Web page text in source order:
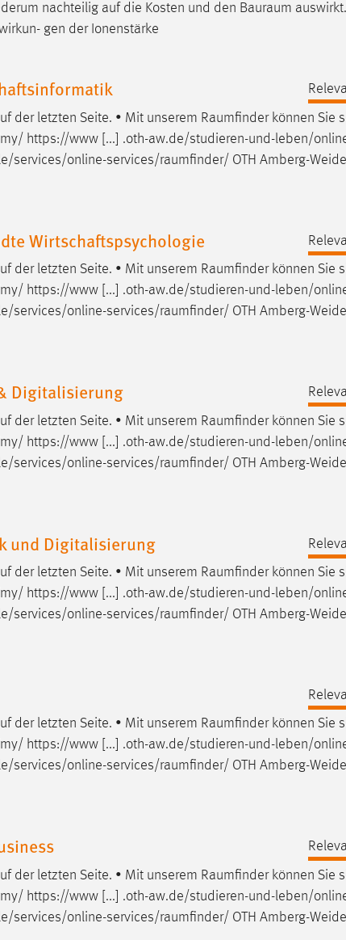
nachteilig auf die Kosten und den Bauraum
gen der Ionenstärke
der letzten Seite. • Mit unserem Raumfinderkönnen Sie
https://www [...] .oth-aw.de/studieren-und-leben/
services/online-services/raumfinder/ OTH Amberg-
Wirtschaftspsychologie
der letzten Seite. • Mit unserem Raumfinderkönnen Sie
https://www [...] .oth-aw.de/studieren-und-leben/
services/online-services/raumfinder/ OTH Amberg-
Digitalisierung
der letzten Seite. • Mit unserem Raumfinderkönnen Sie
https://www [...] .oth-aw.de/studieren-und-leben/
services/online-services/raumfinder/ OTH Amberg-
und Digitalisierung
der letzten Seite. • Mit unserem Raumfinderkönnen Sie
https://www [...] .oth-aw.de/studieren-und-leben/
services/online-services/raumfinder/ OTH Amberg-
der letzten Seite. • Mit unserem Raumfinderkönnen Sie
https://www [...] .oth-aw.de/studieren-und-leben/
services/online-services/raumfinder/ OTH Amberg-
der letzten Seite. • Mit unserem Raumfinderkönnen Sie
https://www [...] .oth-aw.de/studieren-und-leben/
services/online-services/raumfinder/ OTH Amberg-